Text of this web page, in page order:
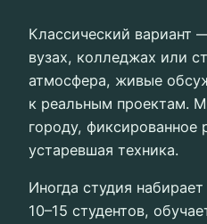
Классический вариант
вузах, колледжах или
атмосфера, живые
к реальным проектам.
городу, фиксированное
устаревшая техника.
Иногда студия
10–15 студентов,